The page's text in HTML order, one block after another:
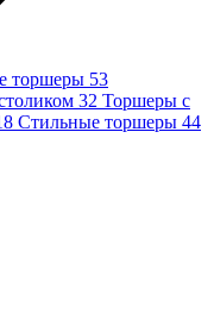
торшеры 53
32 Торшеры с
Стильные торшеры 44